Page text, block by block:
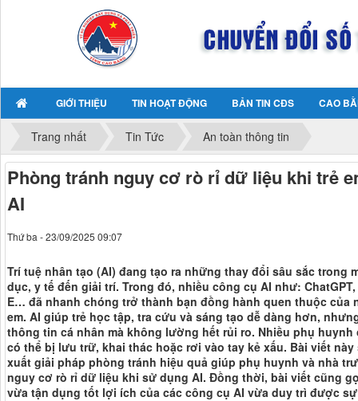
GIỚI THIỆU TIN HOẠT ĐỘNG BẢN TIN CĐS CAO
Trang nhất Tin Tức An toàn thông tin
Phòng tránh nguy cơ rò rỉ dữ liệu khi trẻ
AI
Thứ ba - 23/09/2025 09:07
Trí tuệ nhân tạo (AI) đang tạo ra những thay đổi sâu sắc
dục, y tế đến giải trí. Trong đó, nhiều công cụ AI như:
E… đã nhanh chóng trở thành bạn đồng hành quen thuộc của
em. AI giúp trẻ học tập, tra cứu và sáng tạo dễ dàng hơn,
thông tin cá nhân mà không lường hết rủi ro. Nhiều phụ
có thể bị lưu trữ, khai thác hoặc rơi vào tay kẻ xấu. Bài viết
xuất giải pháp phòng tránh hiệu quả giúp phụ huynh và nhà
nguy cơ rò rỉ dữ liệu khi sử dụng AI. Đồng thời, bài viết cũng
vừa tận dụng tốt lợi ích của các công cụ AI vừa duy trì được